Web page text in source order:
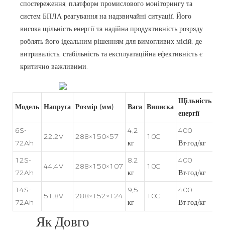
спостереження, платформ промислового моніторингу та
систем БПЛА реагування на надзвичайні ситуації. Його
висока щільність енергії та надійна продуктивність розряду
роблять його ідеальним рішенням для вимогливих місій, де
витривалість, стабільність та експлуатаційна ефективність є
критично важливими.
Модель Напруга Розмір (мм) Вага Виписка
Щільність
енергії
6S-
72Ah
22.2V 288×150×57
4,2
кг
10C
400
Вт·год/кг
12S-
72Ah
44.4V 288×150×107
8,2
кг
10C
400
Вт·год/кг
14S-
72Ah
51.8V 288×152×124
9,5
кг
10C
400
Вт·год/кг
Як Довго